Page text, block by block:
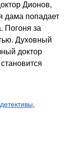
Дионов,
дама попадает
Погоня за
Духовный
доктор
,